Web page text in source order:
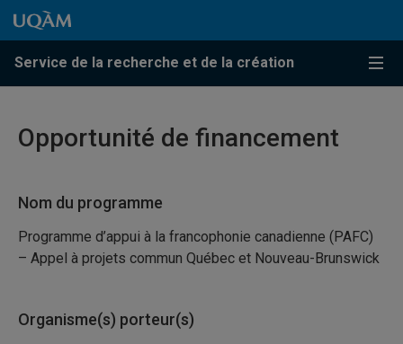
Passer au contenu
Accéder au menu principal
Accéder à la recherche
Passer au contenu
Accéder au menu principal
Service de la recherche et de la création
Menu
Opportunité de financement
Nom du programme
Programme d’appui à la francophonie canadienne (PAFC)
– Appel à projets commun Québec et Nouveau-Brunswick
Organisme(s) porteur(s)